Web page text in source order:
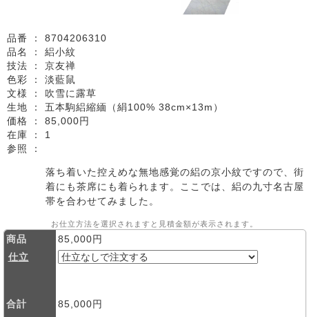
品番 ： 8704206310
品名 ： 絽小紋
技法 ： 京友禅
色彩 ： 淡藍鼠
文様 ： 吹雪に露草
生地 ： 五本駒絽縮緬（絹100% 38cm×13m）
価格 ： 85,000円
在庫 ： 1
参照 ：
落ち着いた控えめな無地感覚の絽の京小紋ですので、街
着にも茶席にも着られます。ここでは、絽の九寸名古屋
帯を合わせてみました。
お仕立方法を選択されますと見積金額が表示されます。
商品
85,000円
仕立
合計 85,000円